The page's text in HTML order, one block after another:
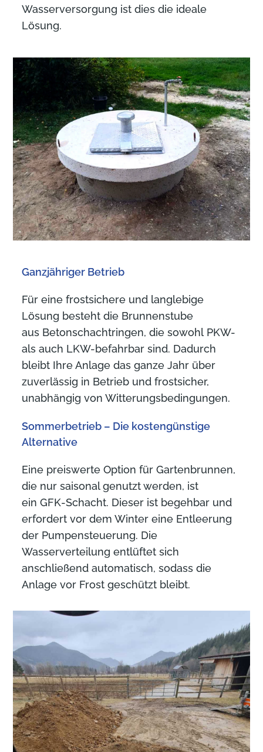
Wasserversorgung ist dies die ideale
Lösung.
Ganzjähriger Betrieb
Für eine frostsichere und langlebige
Lösung besteht die Brunnenstube
aus Betonschachtringen, die sowohl PKW-
als auch LKW-befahrbar sind. Dadurch
bleibt Ihre Anlage das ganze Jahr über
zuverlässig in Betrieb und frostsicher,
unabhängig von Witterungsbedingungen.
Sommerbetrieb – Die kostengünstige
Alternative
Eine preiswerte Option für Gartenbrunnen,
die nur saisonal genutzt werden, ist
ein GFK-Schacht. Dieser ist begehbar und
erfordert vor dem Winter eine Entleerung
der Pumpensteuerung. Die
Wasserverteilung entlüftet sich
anschließend automatisch, sodass die
Anlage vor Frost geschützt bleibt.